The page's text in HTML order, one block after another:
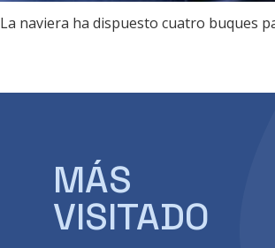
La naviera ha dispuesto cuatro buques
MÁS
VISITADO